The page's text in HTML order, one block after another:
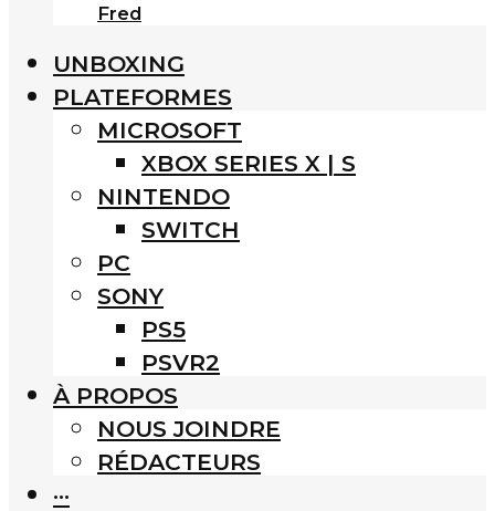
Fred
UNBOXING
PLATEFORMES
MICROSOFT
XBOX SERIES X | S
NINTENDO
SWITCH
PC
SONY
PS5
PSVR2
À PROPOS
NOUS JOINDRE
RÉDACTEURS
···